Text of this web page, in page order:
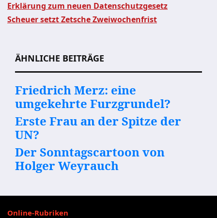
Erklärung zum neuen Datenschutzgesetz
Scheuer setzt Zetsche Zweiwochenfrist
ÄHNLICHE BEITRÄGE
Friedrich Merz: eine
umgekehrte Furzgrundel?
Erste Frau an der Spitze der
UN?
Der Sonntagscartoon von
Holger Weyrauch
Online-Rubriken